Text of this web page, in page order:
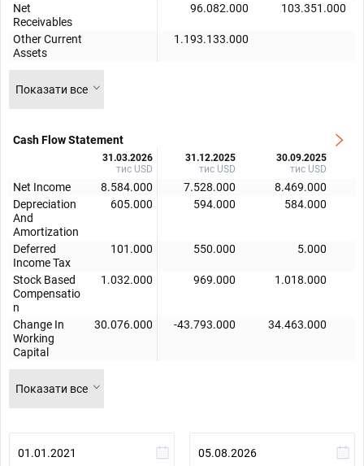
Net
Receivables
96.082.000 103.351.000
Other Current
Assets
1.193.133.000
Показати все
Cash Flow Statement
31.03.2026
тис USD
31.12.2025
тис USD
30.09.2025
тис USD
Net Income 8.584.000 7.528.000
8.469.000
Depreciation
And
Amortization
605.000 594.000 584.000
Deferred
Income Tax
101.000 550.000 5.000
Stock Based
Compensatio
n
1.032.000 969.000 1.018.000
Change In
Working
Capital
30.076.000 -43.793.000 34.463.000
Показати все